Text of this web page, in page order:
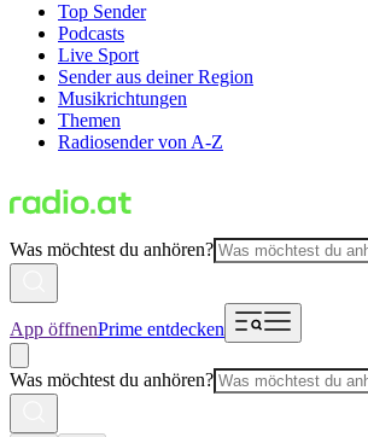
Top Sender
Podcasts
Live Sport
Sender aus deiner Region
Musikrichtungen
Themen
Radiosender von A-Z
Was möchtest du anhören?
App öffnenPrime entdecken
Was möchtest du anhören?